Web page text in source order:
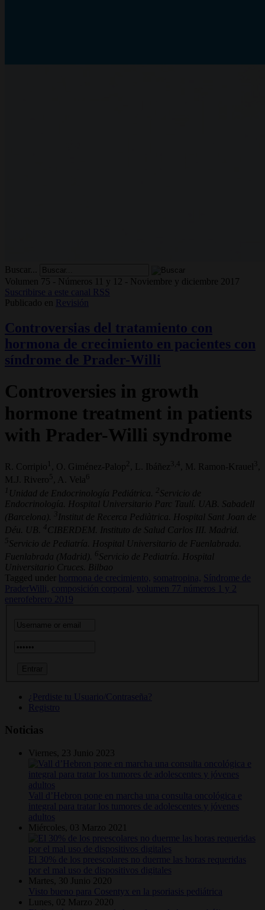
Buscar...
Volumen 75 - Números 11 y 12 - Noviembre y diciembre 2017
Suscribirse a este canal RSS
Publicado en
Revisión
Controversias del tratamiento con
hormona de crecimiento en pacientes con
síndrome de Prader-Willi
Controversies in growth
hormone treatment in patients
with Prader-Willi syndrome
R. Corripio 1 , O. Giménez-Palop , L. Ibáñez 3,4 , M. Ramon-Krauel 3
M.J. Rivero5 , A. Vela6
1 Unidad de Endocrinología Pediátrica. 2 Servicio de
Endocrinología. Hospital Universitario Parc Taulí. UAB. Sabadell
(Barcelona).
3 Institut de Recerca Pediàtrica. Hospital Sant Joan de
Déu. UB.
4 CIBERDEM. Instituto de Salud Carlos III. Madrid.
5 Servicio de Pediatría. Hospital Universitario de Fuenlabrada.
Fuenlabrada (Madrid). 6 Servicio de Pediatría. Hospital
Universitario Cruces. Bilbao
Tagged under
hormona de crecimiento, somatropina,
Síndrome de
PraderWilli,
composición corporal,
volumen 77 números 1 y 2
enerofebrero 2019
¿Perdiste tu Usuario/Contraseña?
Registro
Noticias
Viernes, 23 Junio 2023
Vall d’Hebron pone en marcha una consulta oncológica e
integral para tratar los tumores de adolescentes y jóvenes
adultos
Miércoles, 03 Marzo 2021
El 30% de los preescolares no duerme las horas requeridas
por el mal uso de dispositivos digitales
Martes, 30 Junio 2020
Visto bueno para Cosentyx en la psoriasis pediátrica
Lunes, 02 Marzo 2020